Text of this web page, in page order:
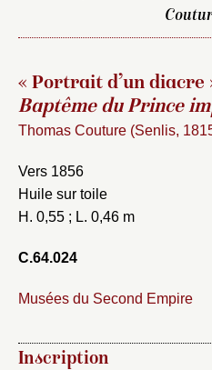
« Portrait d’un diacre
Baptême du Prince
Thomas Couture (Senlis,
Vers 1856
Huile sur toile
H. 0,55 ; L. 0,46 m
C.64.024
Musées du Second Empire
Inscription